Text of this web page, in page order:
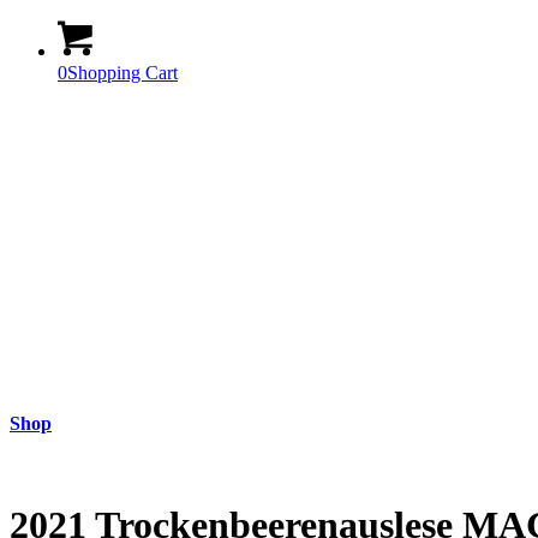
0Shopping Cart
Shop
2021 Trockenbeerenauslese